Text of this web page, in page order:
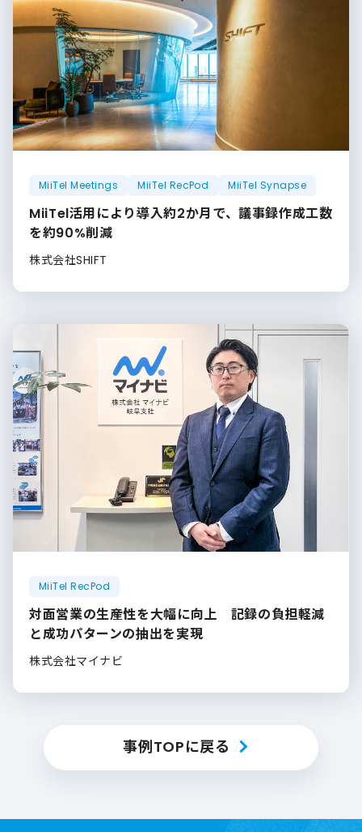
MiiTel Meetings MiiTel RecPod MiiTel Synapse
MiiTel活用により導入約2か月で、議事録作成工数
を約90%削減
株式会社SHIFT
MiiTel RecPod
対面営業の生産性を大幅に向上 記録の負担軽減
と成功パターンの抽出を実現
株式会社マイナビ
事例TOPに戻る